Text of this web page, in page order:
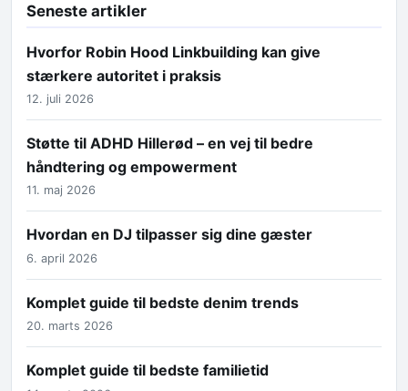
Seneste artikler
Hvorfor Robin Hood Linkbuilding kan give
stærkere autoritet i praksis
12. juli 2026
Støtte til ADHD Hillerød – en vej til bedre
håndtering og empowerment
11. maj 2026
Hvordan en DJ tilpasser sig dine gæster
6. april 2026
Komplet guide til bedste denim trends
20. marts 2026
Komplet guide til bedste familietid